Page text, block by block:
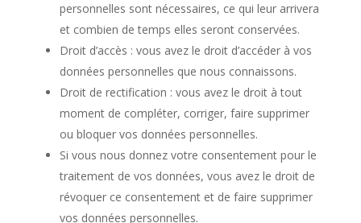
personnelles sont nécessaires, ce qui leur arrivera
et combien de temps elles seront conservées.
Droit d’accès : vous avez le droit d’accéder à vos
données personnelles que nous connaissons.
Droit de rectification : vous avez le droit à tout
moment de compléter, corriger, faire supprimer
ou bloquer vos données personnelles.
Si vous nous donnez votre consentement pour le
traitement de vos données, vous avez le droit de
révoquer ce consentement et de faire supprimer
vos données personnelles.